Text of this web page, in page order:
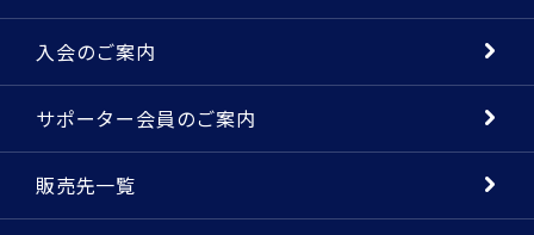
入会のご案内
サポーター会員のご案内
販売先一覧